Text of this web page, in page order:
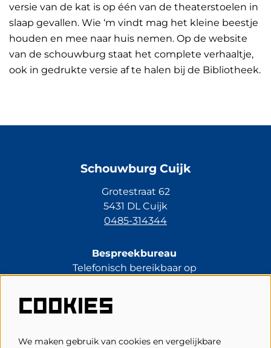
versie van de kat is op één van de theaterstoelen in
slaap gevallen. Wie ‘m vindt mag het kleine beestje
houden en mee naar huis nemen. Op de website
van de schouwburg staat het complete verhaaltje,
ook in gedrukte versie af te halen bij de Bibliotheek.
Schouwburg Cuijk
Grotestraat 62
5431 DL Cuijk
0485-314344
Bespreekbureau
Telefonisch bereikbaar op
0485-314344
kassa@schouwburgcuijk.nl
COOKIES
We maken gebruik van cookies en vergelijkbare